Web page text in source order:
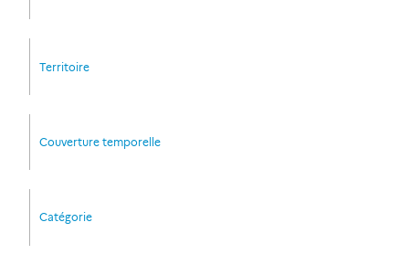
Territoire
Couverture temporelle
Catégorie